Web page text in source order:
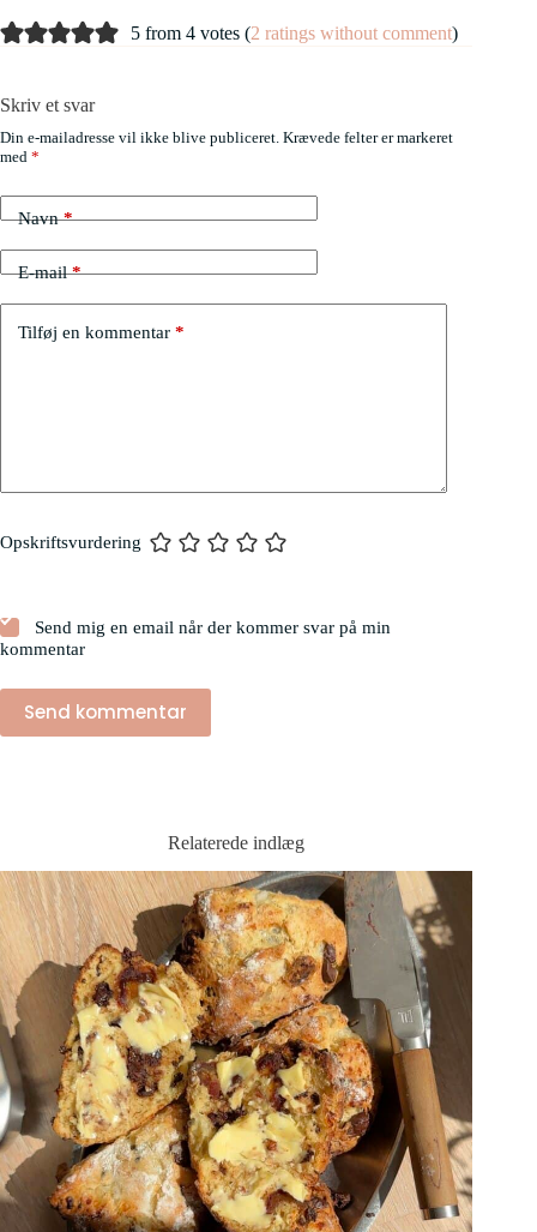
5 from 4 votes (2 ratings without comment)
Skriv et svar
Din e-mailadresse vil ikke blive publiceret. Krævede felter er markeret
med *
Navn*
E-mail*
Tilføj en kommentar *
Opskriftsvurdering
Send mig en email når der kommer svar på min
kommentar
Send kommentar
Relaterede indlæg